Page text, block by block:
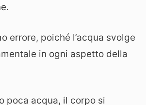
errore, poiché l’acqua svolge
in ogni aspetto della
poca acqua, il corpo si